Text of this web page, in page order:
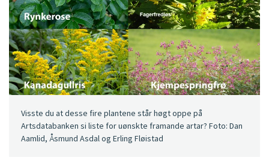
Visste du at desse fire plantene står høgt oppe på
Artsdatabanken si liste for uønskte framande artar? Foto: Dan
Aamlid, Åsmund Asdal og Erling Fløistad